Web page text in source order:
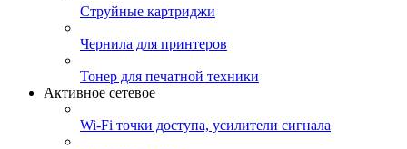
Струйные картриджи
Чернила для принтеров
Тонер для печатной техники
Активное сетевое
Wi-Fi точки доступа, усилители сигнала